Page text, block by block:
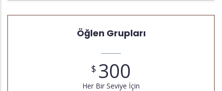
Öğlen Grupları
$ 300
Her Bir Seviye İçin